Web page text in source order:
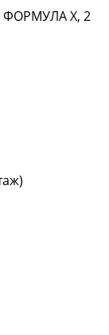
ФОРМУЛА Х, 2